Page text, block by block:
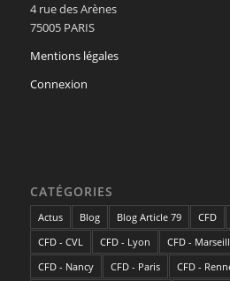
4 rue des Arènes
75005 PARIS
Mentions légales
Connexion
CATÉGORIES
Actus Blog Blog Article 79 CFD
CFD - CVL
CFD - Lyon CFD -
CFD - Nancy
CFD - Paris CFD -